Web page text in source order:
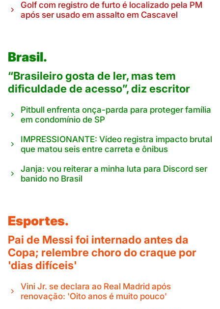
Golf com registro de furto é localizado pela PM
após ser usado em assalto em Cascavel
Brasil.
“Brasileiro gosta de ler, mas tem
dificuldade de acesso”, diz escritor
Pitbull enfrenta onça-parda para proteger família
em condomínio de SP
IMPRESSIONANTE: Vídeo registra impacto brutal
que matou seis entre carreta e ônibus
Janja: vou reiterar a minha luta para Discord ser
banido no Brasil
Esportes.
Pai de Messi foi internado antes da
Copa; relembre choro do craque por
'dias difíceis'
Vini Jr. se declara ao Real Madrid após
renovação: 'Oito anos é muito pouco'